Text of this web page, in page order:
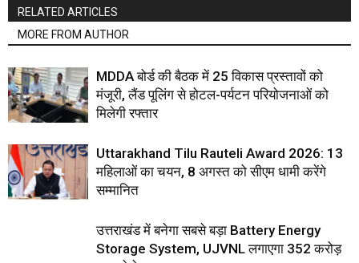
RELATED ARTICLES
MORE FROM AUTHOR
MDDA बोर्ड की बैठक में 25 विकास प्रस्तावों को
मंजूरी, लैंड पूलिंग से होटल-पर्यटन परियोजनाओं को
मिलेगी रफ्तार
Uttarakhand Tilu Rauteli Award 2026: 13
महिलाओं का चयन, 8 अगस्त को सीएम धामी करेंगे
सम्मानित
उत्तराखंड में बनेगा सबसे बड़ा Battery Energy
Storage System, UJVNL लगाएगा 352 करोड़